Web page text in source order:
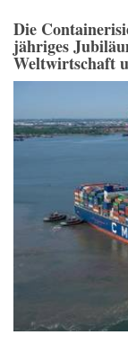
Die
jähriges
Weltwirtschaft